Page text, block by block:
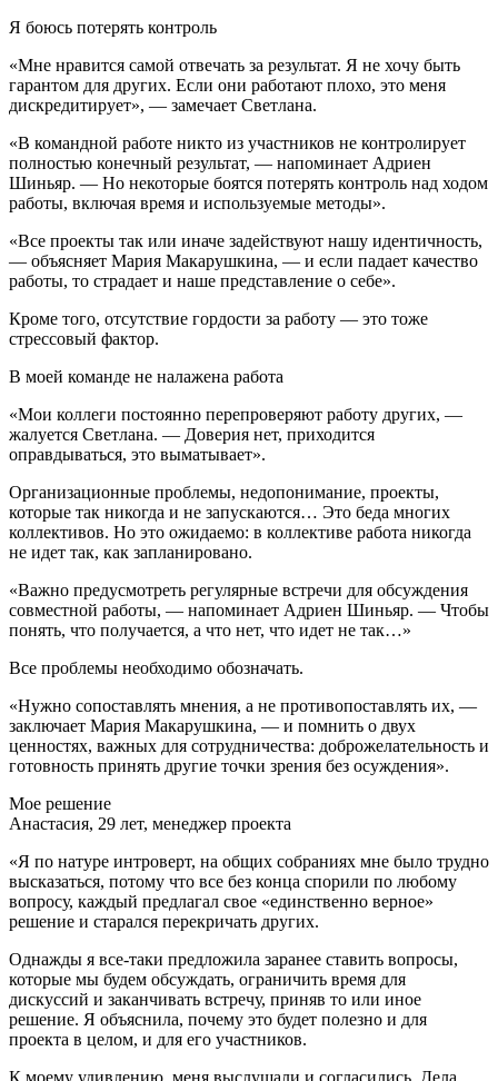
Я боюсь потерять контроль
«Мне нравится самой отвечать за результат. Я не хочу быть
гарантом для других. Если они работают плохо, это меня
дискредитирует», — замечает Светлана.
«В командной работе никто из участников не контролирует
полностью конечный результат, — напоминает Адриен
Шиньяр. — Но некоторые боятся потерять контроль над ходом
работы, включая время и используемые методы».
«Все проекты так или иначе задействуют нашу идентичность,
— объясняет Мария Макарушкина, — и если падает качество
работы, то страдает и наше представление о себе».
Кроме того, отсутствие гордости за работу — это тоже
стрессовый фактор.
В моей команде не налажена работа
«Мои коллеги постоянно перепроверяют работу других, —
жалуется Светлана. — Доверия нет, приходится
оправдываться, это выматывает».
Организационные проблемы, недопонимание, проекты,
которые так никогда и не запускаются… Это беда многих
коллективов. Но это ожидаемо: в коллективе работа никогда
не идет так, как запланировано.
«Важно предусмотреть регулярные встречи для обсуждения
совместной работы, — напоминает Адриен Шиньяр. — Чтобы
понять, что получается, а что нет, что идет не так…»
Все проблемы необходимо обозначать.
«Нужно сопоставлять мнения, а не противопоставлять их, —
заключает Мария Макарушкина, — и помнить о двух
ценностях, важных для сотрудничества: доброжелательность и
готовность принять другие точки зрения без осуждения».
Мое решение
Анастасия, 29 лет, менеджер проекта
«Я по натуре интроверт, на общих собраниях мне было трудно
высказаться, потому что все без конца спорили по любому
вопросу, каждый предлагал свое «единственно верное»
решение и старался перекричать других.
Однажды я все-таки предложила заранее ставить вопросы,
которые мы будем обсуждать, ограничить время для
дискуссий и заканчивать встречу, приняв то или иное
решение. Я объяснила, почему это будет полезно и для
проекта в целом, и для его участников.
К моему удивлению, меня выслушали и согласились. Дела